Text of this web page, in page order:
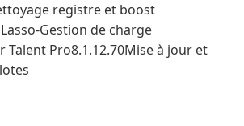
registre et boost
Gestion de charge
Talent Pro8.1.12.70Mise à jour et